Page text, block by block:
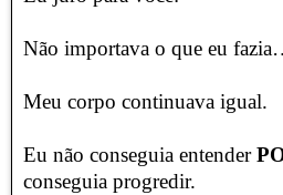
Não importava o que eu
Meu corpo continuava igual.
Eu não conseguia entender
conseguia progredir.